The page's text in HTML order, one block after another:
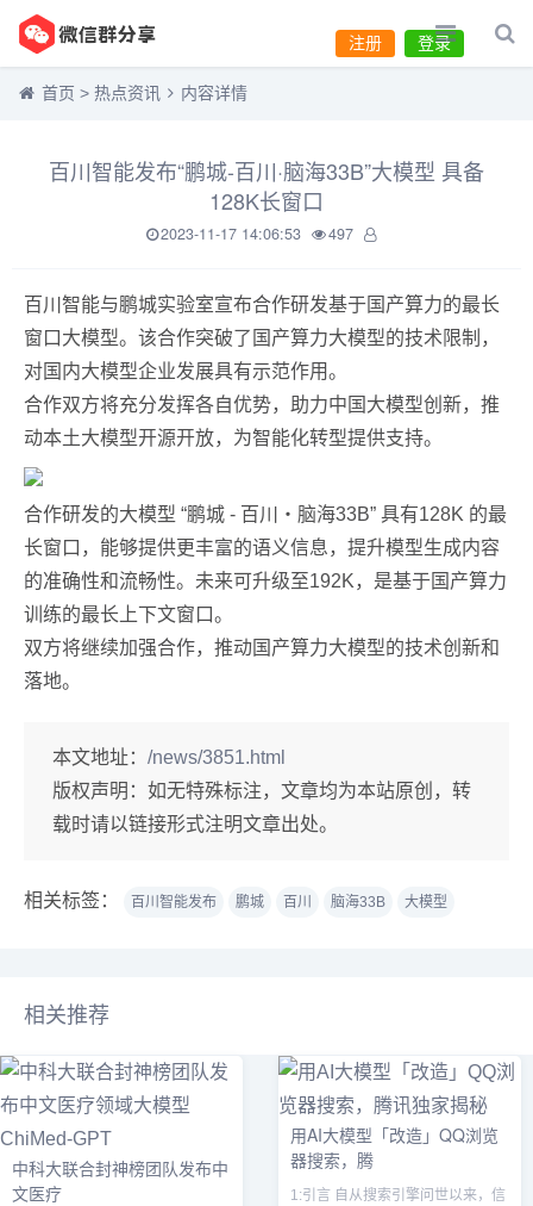
登录
注册
首页 > 热点资讯 内容详情
百川智能发布“鹏城-百川·脑海33B”大模型 具备
128K长窗口
2023-11-17 14:06:53 497
百川智能与鹏城实验室宣布合作研发基于国产算力的最长
窗口大模型。该合作突破了国产算力大模型的技术限制，
对国内大模型企业发展具有示范作用。
合作双方将充分发挥各自优势，助力中国大模型创新，推
动本土大模型开源开放，为智能化转型提供支持。
合作研发的大模型 “鹏城 - 百川・脑海33B” 具有128K 的最
长窗口，能够提供更丰富的语义信息，提升模型生成内容
的准确性和流畅性。未来可升级至192K，是基于国产算力
训练的最长上下文窗口。
双方将继续加强合作，推动国产算力大模型的技术创新和
落地。
本文地址： /news/3851.html
版权声明： 如无特殊标注，文章均为本站原创，转
载时请以链接形式注明文章出处。
相关标签： 百川智能发布 鹏城 百川 脑海33B 大模型
相关推荐
中科大联合封神榜团队发布中
文医疗
用AI大模型「改造」QQ浏览
器搜索，腾
1:引言 自从搜索引擎问世以来，信